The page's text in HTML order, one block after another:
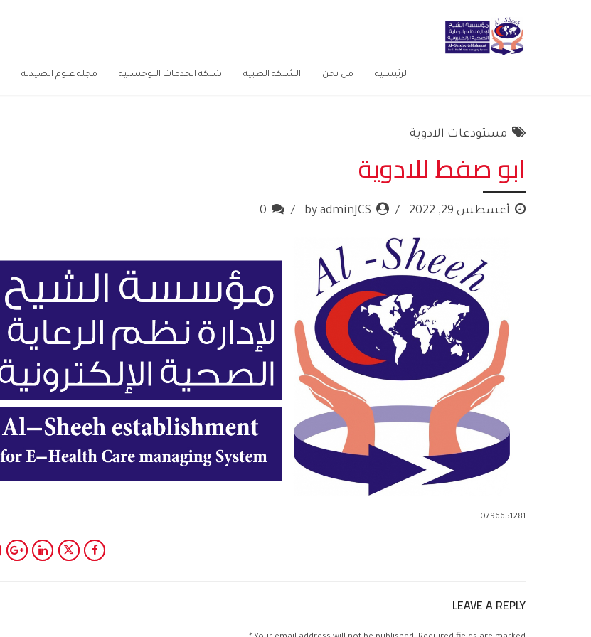
الرئيسية من نحن الشبكة الطبية شبكة الخدمات اللوجستية مجلة علوم الصيدلة
مستودعات الادوية
ابو صفط للادوية
أغسطس 29, 2022 by adminJCS
0
0796651281
LEAVE A REPLY